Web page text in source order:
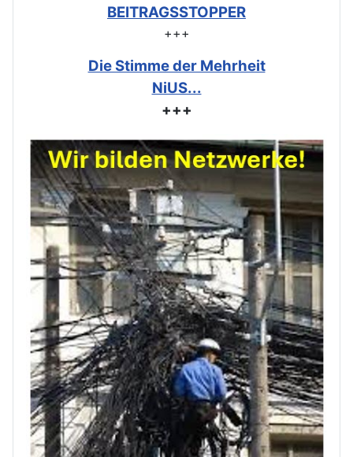
BEITRAGSSTOPPER
+++
Die Stimme der Mehrheit
NiUS...
+++